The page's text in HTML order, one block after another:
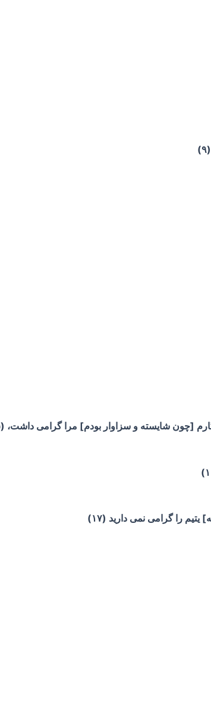
[چون شایسته و سزاوار بودم] مرا گرامی داشت، (۱۵)
را گرامی نمی دارید (۱۷)